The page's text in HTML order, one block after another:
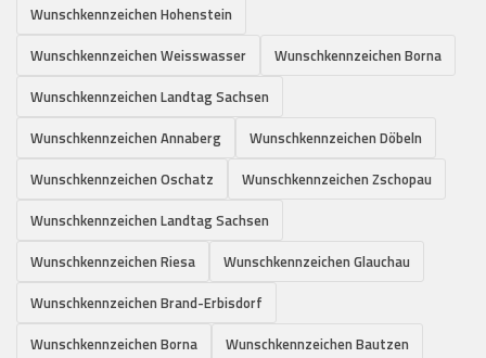
Wunschkennzeichen Hohenstein
Wunschkennzeichen Weisswasser
Wunschkennzeichen Borna
Wunschkennzeichen Landtag Sachsen
Wunschkennzeichen Annaberg
Wunschkennzeichen Döbeln
Wunschkennzeichen Oschatz
Wunschkennzeichen Zschopau
Wunschkennzeichen Landtag Sachsen
Wunschkennzeichen Riesa
Wunschkennzeichen Glauchau
Wunschkennzeichen Brand-Erbisdorf
Wunschkennzeichen Borna
Wunschkennzeichen Bautzen